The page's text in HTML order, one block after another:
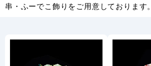
串・ふーでこ飾りをご用意しております。